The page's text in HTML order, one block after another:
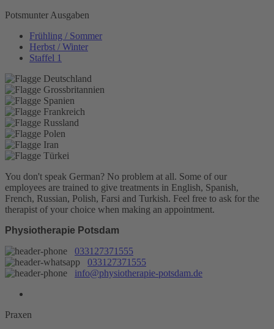
Potsmunter Ausgaben
Frühling / Sommer
Herbst / Winter
Staffel 1
You don't speak German? No problem at all. Some of our
employees are trained to give treatments in English, Spanish,
French, Russian, Polish, Farsi and Turkish. Feel free to ask for the
therapist of your choice when making an appointment.
Physiotherapie Potsdam
033127371555
033127371555
info@physiotherapie-potsdam.de
Praxen